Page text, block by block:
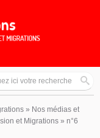
» Nos médias et
et Migrations » n°6